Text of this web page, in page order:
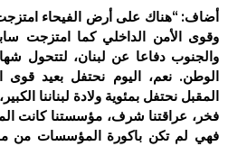
أضاف: “هناك على أرض الفيحاء
وقوى الأمن الداخلي كما امتزجت
والجنوب دفاعا عن لبنان، لتتحول
المقبل نحتفل بمئوية ولادة لبناننا
فخر، عراقتنا شرف، مؤسستنا كانت
فهي لم تكن باكورة المؤسسات من